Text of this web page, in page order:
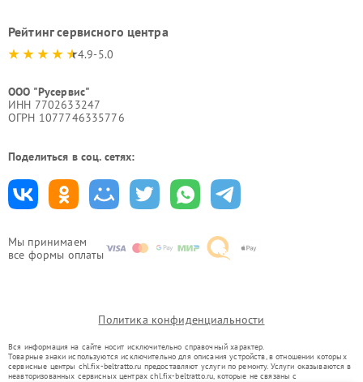
Мы принимаем
все формы оплаты
Рейтинг сервисного центра
4.9-5.0
ООО "Русервис"
ИНН 7702633247
ОГРН 1077746335776
Поделиться в соц. сетях:
Политика конфиденциальности
Вся информация на сайте носит исключительно справочный характер.
Товарные знаки используются исключительно для описания устройств, в отношении которых
сервисные центры chl.fix-beltratto.ru предоставляют услуги по ремонту. Услуги оказываются в
неавторизованных сервисных центрах chl.fix-beltratto.ru, которые не связаны с